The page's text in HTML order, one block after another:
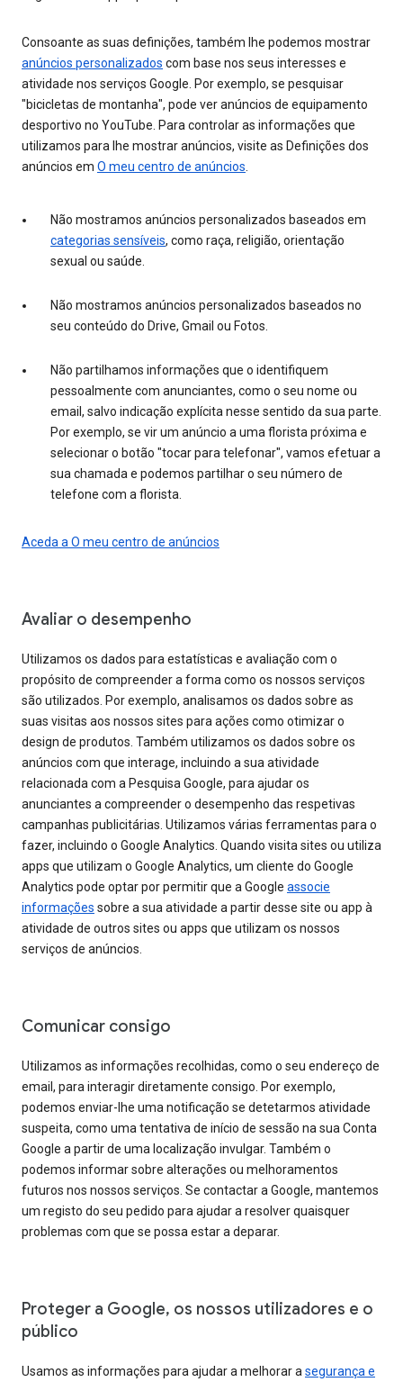
Consoante as suas definições, também lhe podemos mostrar
anúncios personalizados com base nos seus interesses e
atividade nos serviços Google. Por exemplo, se pesquisar
"bicicletas de montanha", pode ver anúncios de equipamento
desportivo no YouTube. Para controlar as informações que
utilizamos para lhe mostrar anúncios, visite as Definições dos
anúncios em O meu centro de anúncios
Não mostramos anúncios personalizados baseados em
categorias sensíveis, como raça, religião, orientação
sexual ou saúde.
Não mostramos anúncios personalizados baseados no
seu conteúdo do Drive, Gmail ou Fotos.
Não partilhamos informações que o identifiquem
pessoalmente com anunciantes, como o seu nome ou
email, salvo indicação explícita nesse sentido da sua parte.
Por exemplo, se vir um anúncio a uma florista próxima e
selecionar o botão "tocar para telefonar", vamos efetuar a
sua chamada e podemos partilhar o seu número de
telefone com a florista.
Aceda a O meu centro de anúncios
Avaliar o desempenho
Utilizamos os dados para estatísticas e avaliação com o
propósito de compreender a forma como os nossos serviços
são utilizados. Por exemplo, analisamos os dados sobre as
suas visitas aos nossos sites para ações como otimizar o
design de produtos. Também utilizamos os dados sobre os
anúncios com que interage, incluindo a sua atividade
relacionada com a Pesquisa Google, para ajudar os
anunciantes a compreender o desempenho das respetivas
campanhas publicitárias. Utilizamos várias ferramentas para o
fazer, incluindo o Google Analytics. Quando visita sites ou utiliza
apps que utilizam o Google Analytics, um cliente do Google
Analytics pode optar por permitir que a Google associe
informações sobre a sua atividade a partir desse site ou app à
atividade de outros sites ou apps que utilizam os nossos
serviços de anúncios.
Comunicar consigo
Utilizamos as informações recolhidas, como o seu endereço de
email, para interagir diretamente consigo. Por exemplo,
podemos enviar-lhe uma notificação se detetarmos atividade
suspeita, como uma tentativa de início de sessão na sua Conta
Google a partir de uma localização invulgar. Também o
podemos informar sobre alterações ou melhoramentos
futuros nos nossos serviços. Se contactar a Google, mantemos
um registo do seu pedido para ajudar a resolver quaisquer
problemas com que se possa estar a deparar.
Proteger a Google, os nossos utilizadores e o
público
Usamos as informações para ajudar a melhorar a segurança e